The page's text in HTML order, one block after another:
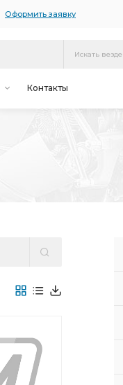
Оформить заявку
Искать везде
Контакты